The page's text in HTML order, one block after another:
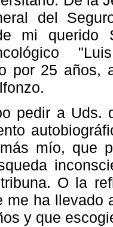
del
mi querido
por 25 años,
pedir a Uds.
mío, que
O la
me ha llevado
y que